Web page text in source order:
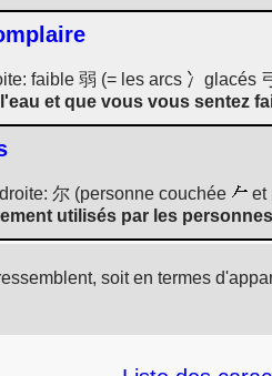
faible 弱 (= les arcs 冫glacés
et que vous vous sentez
尔 (personne couchée
et
utilisés par les
soit en termes